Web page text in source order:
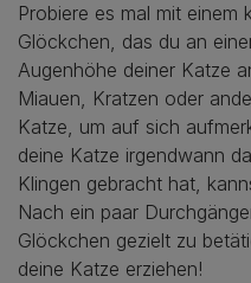
Probiere es mal mit einem
Glöckchen, das du an
Augenhöhe deiner Katze
Miauen, Kratzen oder
Katze, um auf sich
deine Katze irgendwann
Klingen gebracht hat,
Nach ein paar
Glöckchen gezielt zu
deine Katze erziehen!